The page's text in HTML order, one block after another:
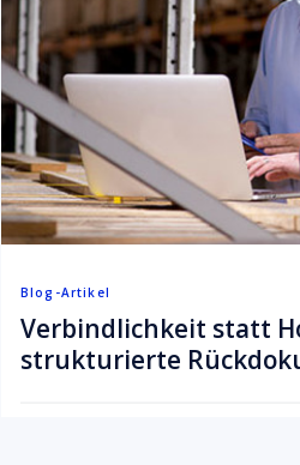
Blog-Artikel
Verbindlichkeit statt
strukturierte